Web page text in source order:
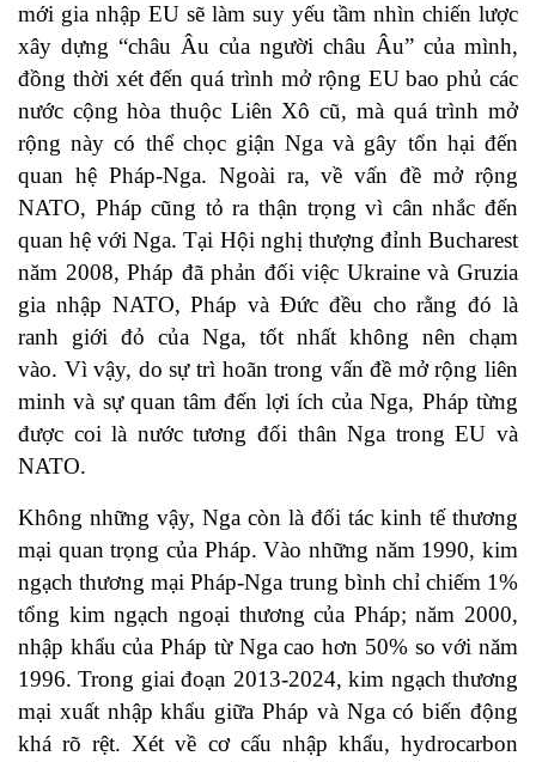
mới gia nhập EU sẽ làm suy yếu tầm nhìn chiến lược
xây dựng “châu Âu của người châu Âu” của mình,
đồng thời xét đến quá trình mở rộng EU bao phủ các
nước cộng hòa thuộc Liên Xô cũ, mà quá trình mở
rộng này có thể chọc giận Nga và gây tổn hại đến
quan hệ Pháp-Nga. Ngoài ra, về vấn đề mở rộng
NATO, Pháp cũng tỏ ra thận trọng vì cân nhắc đến
quan hệ với Nga. Tại Hội nghị thượng đỉnh Bucharest
năm 2008, Pháp đã phản đối việc Ukraine và Gruzia
gia nhập NATO, Pháp và Đức đều cho rằng đó là
ranh giới đỏ của Nga, tốt nhất không nên chạm
vào. Vì vậy, do sự trì hoãn trong vấn đề mở rộng liên
minh và sự quan tâm đến lợi ích của Nga, Pháp từng
được coi là nước tương đối thân Nga trong EU và
NATO.
Không những vậy, Nga còn là đối tác kinh tế thương
mại quan trọng của Pháp. Vào những năm 1990, kim
ngạch thương mại Pháp-Nga trung bình chỉ chiếm 1%
tổng kim ngạch ngoại thương của Pháp; năm 2000,
nhập khẩu của Pháp từ Nga cao hơn 50% so với năm
1996. Trong giai đoạn 2013-2024, kim ngạch thương
mại xuất nhập khẩu giữa Pháp và Nga có biến động
khá rõ rệt. Xét về cơ cấu nhập khẩu, hydrocarbon